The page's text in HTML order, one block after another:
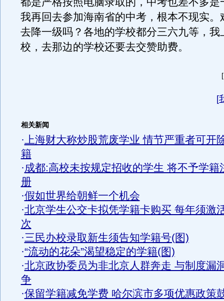
我再回去参加海南省的中考，根本不现实。
去降一级吗？各地的学校都分三六九等，我
校，去那边的学校还要去交赞助费。
[
相关新闻
·上海财大称炒股荒废学业 情节严重者可开
籍
·成都:高校未按规定招收的学生 将不予学籍
册
·假如世界给朝鲜一个机会
·北京学生公交卡拟凭学籍卡购买 每年须激
次
·三民办校录取新生须告知学籍号(图)
·“流动的花朵”渴望稳定的学籍(图)
·北京政协委员为非北京人群奔走 与制度漏
争
·保留学籍减免学费 哈尔滨市多项优惠政策